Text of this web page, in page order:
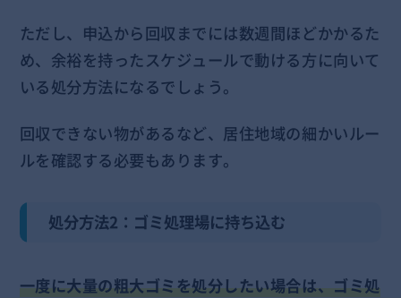
ただし、申込から回収までには数週間ほどかかるた
め、余裕を持ったスケジュールで動ける方に向いて
いる処分方法になるでしょう。
回収できない物があるなど、居住地域の細かいルー
ルを確認する必要もあります。
処分方法2：ゴミ処理場に持ち込む
一度に大量の粗大ゴミを処分したい場合は、ゴミ処